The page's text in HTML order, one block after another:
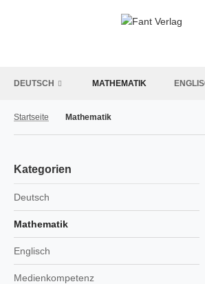
DEUTSCH MATHEMATIK
Startseite Mathematik
Kategorien
Deutsch
Mathematik
Englisch
Medienkompetenz